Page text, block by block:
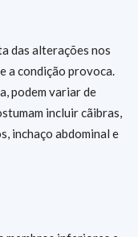
das alterações nos
a condição provoca.
podem variar de
incluir cãibras,
inchaço abdominal e